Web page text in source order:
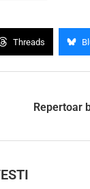
Threads
Repertoar